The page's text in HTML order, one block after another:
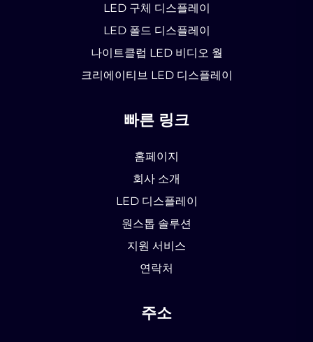
LED 구체 디스플레이
LED 폴드 디스플레이
나이트클럽 LED 비디오 월
크리에이티브 LED 디스플레이
빠른 링크
홈페이지
회사 소개
LED 디스플레이
원스톱 솔루션
지원 서비스
연락처
주소